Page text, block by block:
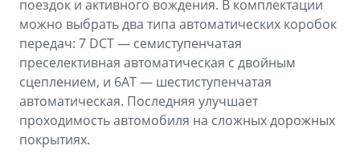
поездок и активного вождения. В комплектации
можно выбрать два типа автоматических коробок
передач: 7 DCT — семиступенчатая
преселективная автоматическая с двойным
сцеплением, и 6АТ — шестиступенчатая
автоматическая. Последняя улучшает
проходимость автомобиля на сложных дорожных
покрытиях.